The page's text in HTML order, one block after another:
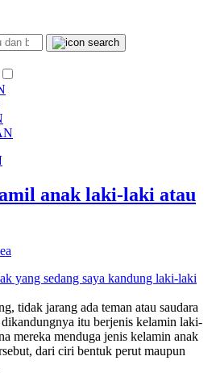
anak laki-laki atau
tidak jarang ada teman atau saudara
itu berjenis kelamin laki-
mereka menduga jenis kelamin anak
dari ciri bentuk perut maupun